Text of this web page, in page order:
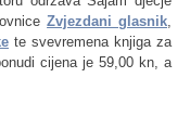
Zvjezdani glasnik,
te svevremena knjiga za
cijena je 59,00 kn, a